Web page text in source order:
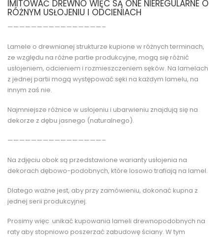
IMITOWAĆ DREWNO WIĘC SĄ ONE NIEREGULARNE O
RÓŻNYM USŁOJENIU I ODCIENIACH
————————————————–
Lamele o drewnianej strukturze kupione w różnych terminach,
ze względu na różne partie produkcyjne, mogą się różnić
usłojeniem, odcieniem i rozmieszczeniem sęków. Na lamelach
z jednej partii mogą występować sęki na każdym lamelu, na
innym zaś nie.
Najmniejsze różnice w usłojeniu i ubarwieniu znajdują się na
dekorze z dębu jasnego (naturalnego).
————————————————–
Na zdjęciu obok są przedstawione warianty usłojenia na
dekorach dębowo-podobnych, które losowo trafiają na lamel.
Dlatego ważne jest, aby przy zamówieniu, dokonać kupna z
jednej serii produkcyjnej.
Prosimy więc unikać kupowania lameli drewnopodobnych na
raty aby stopniowo poszerzać zabudowę ściany. W tym